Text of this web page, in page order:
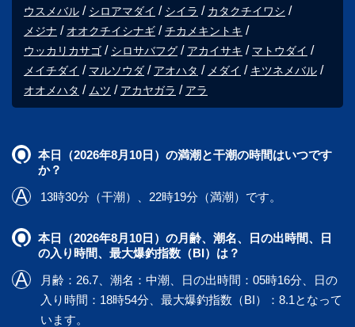
ウスメバル
シロアマダイ シイラ
カタクチイワシ
メジナ
オオクチイシナギ
チカメキントキ
ウッカリカサゴ
シロサバフグ アカイサキ
マトウダイ
メイチダイ
マルソウダ アオハタ メダイ
キツネメバル
オオメハタ
ムツ アカヤガラ アラ
本日（2026年8月10日）の満潮と干潮の時間はいつです
か？
13時30分（干潮）、22時19分（満潮）です。
本日（2026年8月10日）の月齢、潮名、日の出時間、日
の入り時間、最大爆釣指数（BI）は？
月齢：26.7、潮名：中潮、日の出時間：05時16分、日の
入り時間：18時54分、最大爆釣指数（BI）：8.1となって
います。